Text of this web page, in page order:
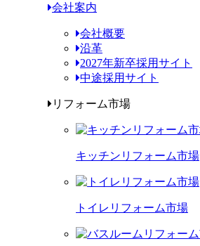
会社案内
会社概要
沿革
2027年新卒採用サイト
中途採用サイト
リフォーム市場
キッチンリフォーム市場
トイレリフォーム市場